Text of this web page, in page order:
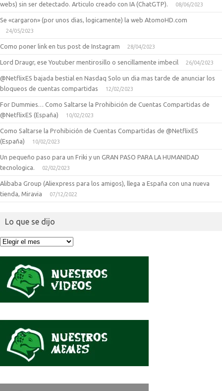
webs) sin ser detectado. Articulo creado con IA (ChatGTP).
08/06/2023
Se «cargaron» (por unos dias, logicamente) la web AtomoHD.com
24/05/2023
Como poner link en tus post de Instagram 28/04/2023
Lord Draugr, ese Youtuber mentirosillo o sencillamente imbecil 26/04/2023
@NetflixES bajada bestial en Nasdaq Solo un dia mas tarde de anunciar los
bloqueos de cuentas compartidas
12/02/2023
For Dummies… Como Saltarse la Prohibición de Cuentas Compartidas de
@NetflixES (España)
10/02/2023
Como Saltarse la Prohibición de Cuentas Compartidas de @NetflixES
(España)
10/02/2023
Un pequeño paso para un Friki y un GRAN PASO PARA LA HUMANIDAD
tecnologica.
02/02/2023
Alibaba Group (Aliexpress para los amigos), llega a España con una nueva
tienda, Miravia
07/12/2022
Lo que se dijo
Lo